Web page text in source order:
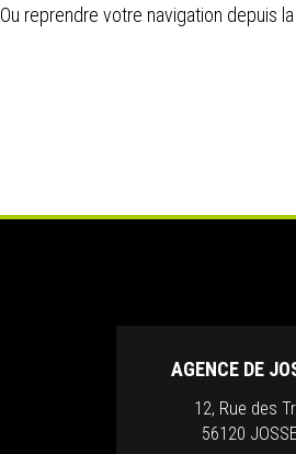
Ou reprendre votre navigation depuis la
AGENCE DE
12, Rue des
56120